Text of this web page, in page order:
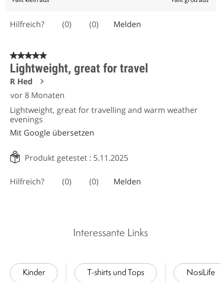
Interessante Links
Kinder T-shirts und Tops NosiLife